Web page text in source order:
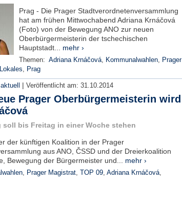
Prag - Die Prager Stadtverordnetenversammlung
hat am frühen Mittwochabend Adriana Krnáčová
(Foto) von der Bewegung ANO zur neuen
Oberbürgermeisterin der tschechischen
Hauptstadt... mehr ›
Themen: Adriana Krnáčová, Kommunalwahlen, Prager
Lokales, Prag
| Veröffentlicht am: 31.10.2014
Prager Oberbürgermeisterin wird
bis Freitag in einer Woche stehen
der künftigen Koalition in der Prager
aus ANO, ČSSD und der Dreierkoalition
Bewegung der Bürgermeister und... mehr ›
, Prager Magistrat, TOP 09, Adriana Krnáčová,